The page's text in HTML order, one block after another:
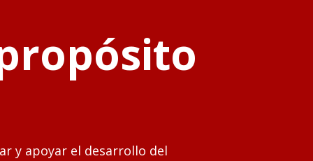
y apoyar el desarrollo del